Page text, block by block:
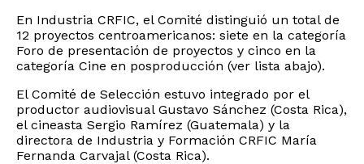
En Industria CRFIC, el Comité distinguió un total de
12 proyectos centroamericanos: siete en la categoría
Foro de presentación de proyectos y cinco en la
categoría Cine en posproducción (ver lista abajo).
El Comité de Selección estuvo integrado por el
productor audiovisual Gustavo Sánchez (Costa Rica),
el cineasta Sergio Ramírez (Guatemala) y la
directora de Industria y Formación CRFIC María
Fernanda Carvajal (Costa Rica).